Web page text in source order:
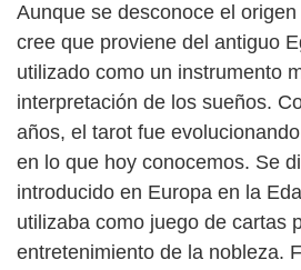
Aunque se desconoce el
cree que proviene del antiguo
utilizado como un instrumento
interpretación de los sueños.
años, el tarot fue
en lo que hoy conocemos. Se
introducido en Europa en la
utilizaba como juego de cartas
entretenimiento de la nobleza.